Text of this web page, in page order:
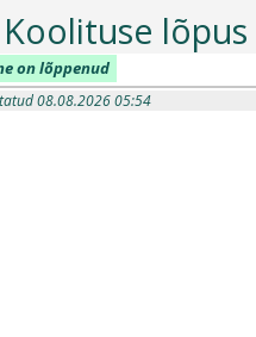
Koolituse
on lõppenud
08.08.2026 05:54